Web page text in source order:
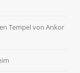
Tempel von Ankor